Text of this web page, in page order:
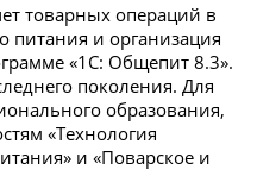
товарных операций в
питания и организация
«1С: Общепит 8.3».
поколения. Для
образования,
«Технология
и «Поварское и